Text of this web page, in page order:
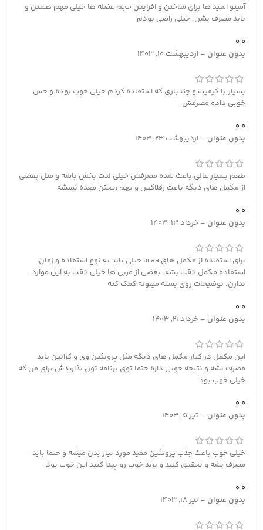
آمینو اسید ها برای ساختن و افزایش حجم عضله ها خیلی مهم هستن و
باید مصرف بشن. خیلی راضی بودم
0
0
بدون عنوان – اردیبهشت 10, 1403
بسیار با کیفیت و چندباری که استفاده کردم خیلی خوب بوده و حس
خوبی داده مصرفش
0
0
بدون عنوان – اردیبهشت 23, 1403
طعم بسیار عالی باعث شده مصرفش خیلی لذت بخش باشه و مثل بعضی
از مکمل های دیگه باعث رفلاکس و بهم ریختن معده نمیشه
0
0
بدون عنوان – خرداد 13, 1403
برای استفاده از مکمل های bcaa خیلی باید به نوع استفاده و زمان
استفاده مکمل دقت بشه. بعضی از مربی ها خیلی دقت به این موارد
ندارن. توضیحات روی بسته میتونه کمک کنه
0
0
بدون عنوان – خرداد 21, 1403
این مکمل در کنار مکمل های دیگه مثل پروتئین وی و کراتین باید
مصرف بشه و نتیجه خوبی داره حتما توی برنامه تون بذاریدش برای من که
خیلی خوب بود
0
0
بدون عنوان – تیر 5, 1403
خیلی خوب باعث جذب پروتئین مفید مورد نیاز بدن میشه و حتما باید
مصرف بشه و تحقیق کنید و برند خوب رو پیدا کنید این خوب بود
0
0
بدون عنوان – تیر 18, 1403